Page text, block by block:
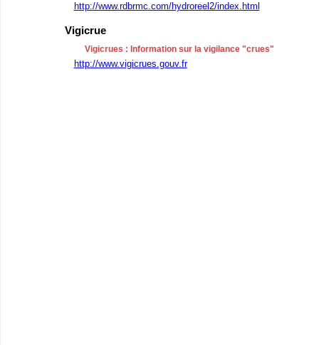
http://www.rdbrmc.com/hydroreel2/index.html
Vigicrue
Vigicrues : Information sur la vigilance "crues"
http://www.vigicrues.gouv.fr